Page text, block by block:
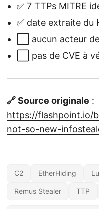
✅ 7 TTPs MITRE
✅ date extraite du
⬜ aucun acteur
⬜ pas de CVE à
🔗 Source originale :
https://flashpoint.io/
not-so-new-
C2 EtherHiding
Remus Stealer TTP